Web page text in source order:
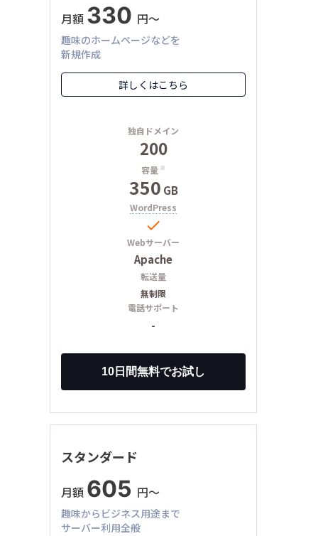
月額 330 円〜
趣味のホームページなどを
新規作成
詳しくはこちら
独自ドメイン
200
容量 ※
350 GB
WordPress

Webサーバー
Apache
転送量
無制限
電話サポート
-
スタンダード
月額 605 円〜
趣味からビジネス用途まで
サーバー利用全般